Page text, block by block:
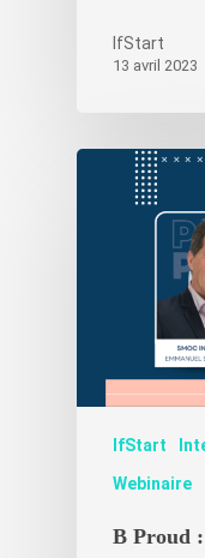
IfStart
13 avril 2023
IfStart
Webinaire
B Proud